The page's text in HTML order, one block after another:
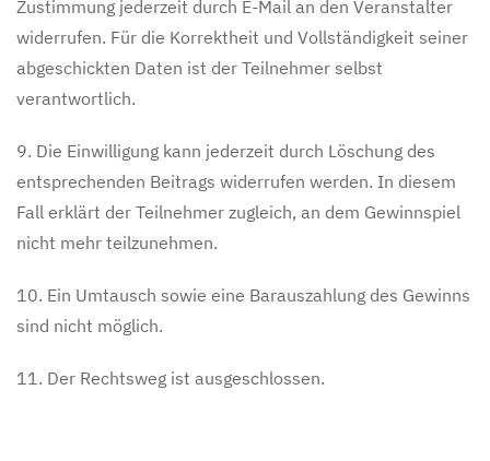
Zustimmung jederzeit durch E-Mail an den Veranstalter
widerrufen. Für die Korrektheit und Vollständigkeit seiner
abgeschickten Daten ist der Teilnehmer selbst
verantwortlich.
9. Die Einwilligung kann jederzeit durch Löschung des
entsprechenden Beitrags widerrufen werden. In diesem
Fall erklärt der Teilnehmer zugleich, an dem Gewinnspiel
nicht mehr teilzunehmen.
10. Ein Umtausch sowie eine Barauszahlung des Gewinns
sind nicht möglich.
11. Der Rechtsweg ist ausgeschlossen.